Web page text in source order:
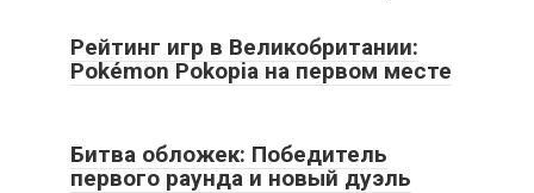
Рейтинг игр в Великобритании:
Pokémon Pokopia на первом месте
Битва обложек: Победитель
первого раунда и новый дуэль